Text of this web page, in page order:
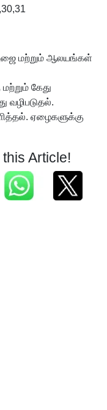
மற்றும் ஆலயங்கள்
கேது
வழிபடுதல்.
ஏழைகளுக்கு
Article!